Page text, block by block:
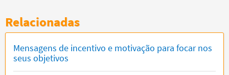
Relacionadas
Mensagens de incentivo e motivação para focar nos
seus objetivos